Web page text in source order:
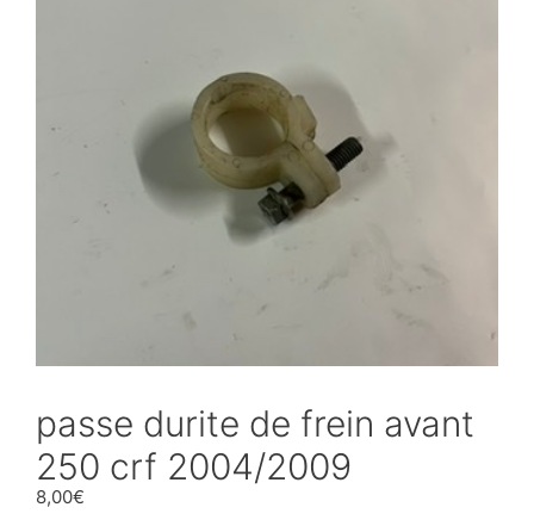
passe durite de frein avant
250 crf 2004/2009
8,00€